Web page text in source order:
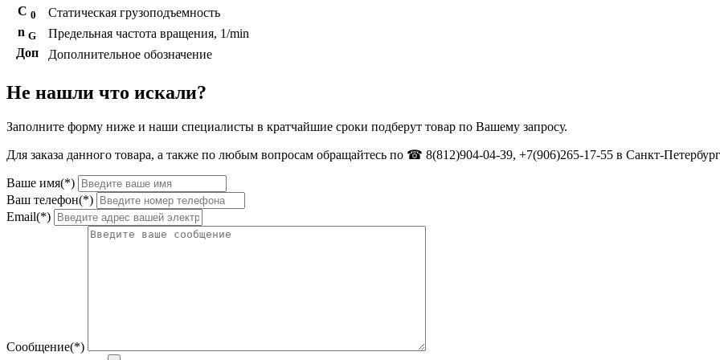
С 0
Статическая грузоподъемность
n G
Предельная частота вращения, 1/min
Доп
Дополнительное обозначение
Не нашли что искали?
Заполните форму ниже и наши специалисты в кратчайшие сроки подберут товар по Вашему запросу.
Для заказа данного товара, а также по любым вопросам обращайтесь по ☎ 8(812)904-04-39, +7(906)265-17-55 в Санкт-
Ваше имя(*)
Ваш телефон(*)
Email(*)
Сообщение(*)